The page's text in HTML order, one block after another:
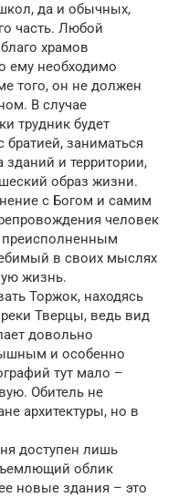
да и обычных,
часть. Любой
храмов
ему необходимо
того, он не должен
В случае
трудник будет
братией, заниматься
зданий и территории,
образ жизни.
с Богом и самим
человек
преисполненным
в своих мыслях
жизнь.
Торжок, находясь
Тверцы, ведь вид
довольно
и особенно
тут мало –
Обитель не
архитектуры, но в
доступен лишь
облик
новые здания – это